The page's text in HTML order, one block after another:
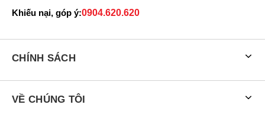
Khiếu nại, góp ý:0904.620.620
CHÍNH SÁCH
VỀ CHÚNG TÔI